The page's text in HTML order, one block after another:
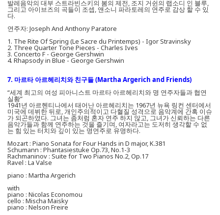
발레음악의 대부 스트라빈스키의 봄의 제전, 조지 거쉰의 랩소디 인 블루,
그리고 아이브즈의 곡들이 조셉, 앤소니 파라토레의 연주로 감상 할 수 있
다.
연주자: Joseph And Anthony Paratore
1. The Rite Of Spring (Le Sacre du Printemps) - Igor Stravinsky
2. Three Quarter Tone Pieces - Charles Ives
3. Concerto F - George Gershwin
4. Rhapsody in Blue - George Gershwin
7. 마르타 아르헤리치와 친구들 (Martha Argerich and Friends)
“세계 최고의 여성 피아니스트 마르타 아르헤리치와 명 연주자들과 협연
실황”
1941년 아르헨티나에서 태어난 아르헤리치는 1967년 뉴욕 링컨 센터에서
미국에 데뷔한 뒤로, 개인주의적이고 다혈질 성격으로 음악계에 간혹 이슈
가 되곤하였다. 그녀는 좀처럼 혼자 연주 하지 않고, 그녀가 신뢰하는 다른
음악가들과 함께 연주하는 것을 즐기며, 여자라고는 도저히 생각할 수 없
는 힘 있는 터치와 깊이 있는 명연주로 유명하다.
Mozart : Piano Sonata for Four Hands in D major, K.381
Schumann : Phantasiestuke Op.73, No.1-3
Rachmaninov : Suite for Two Pianos No.2, Op.17
Ravel : La Valse
piano : Martha Argerich
with
piano : Nicolas Economou
cello : Mischa Maisky
piano : Nelson Freire